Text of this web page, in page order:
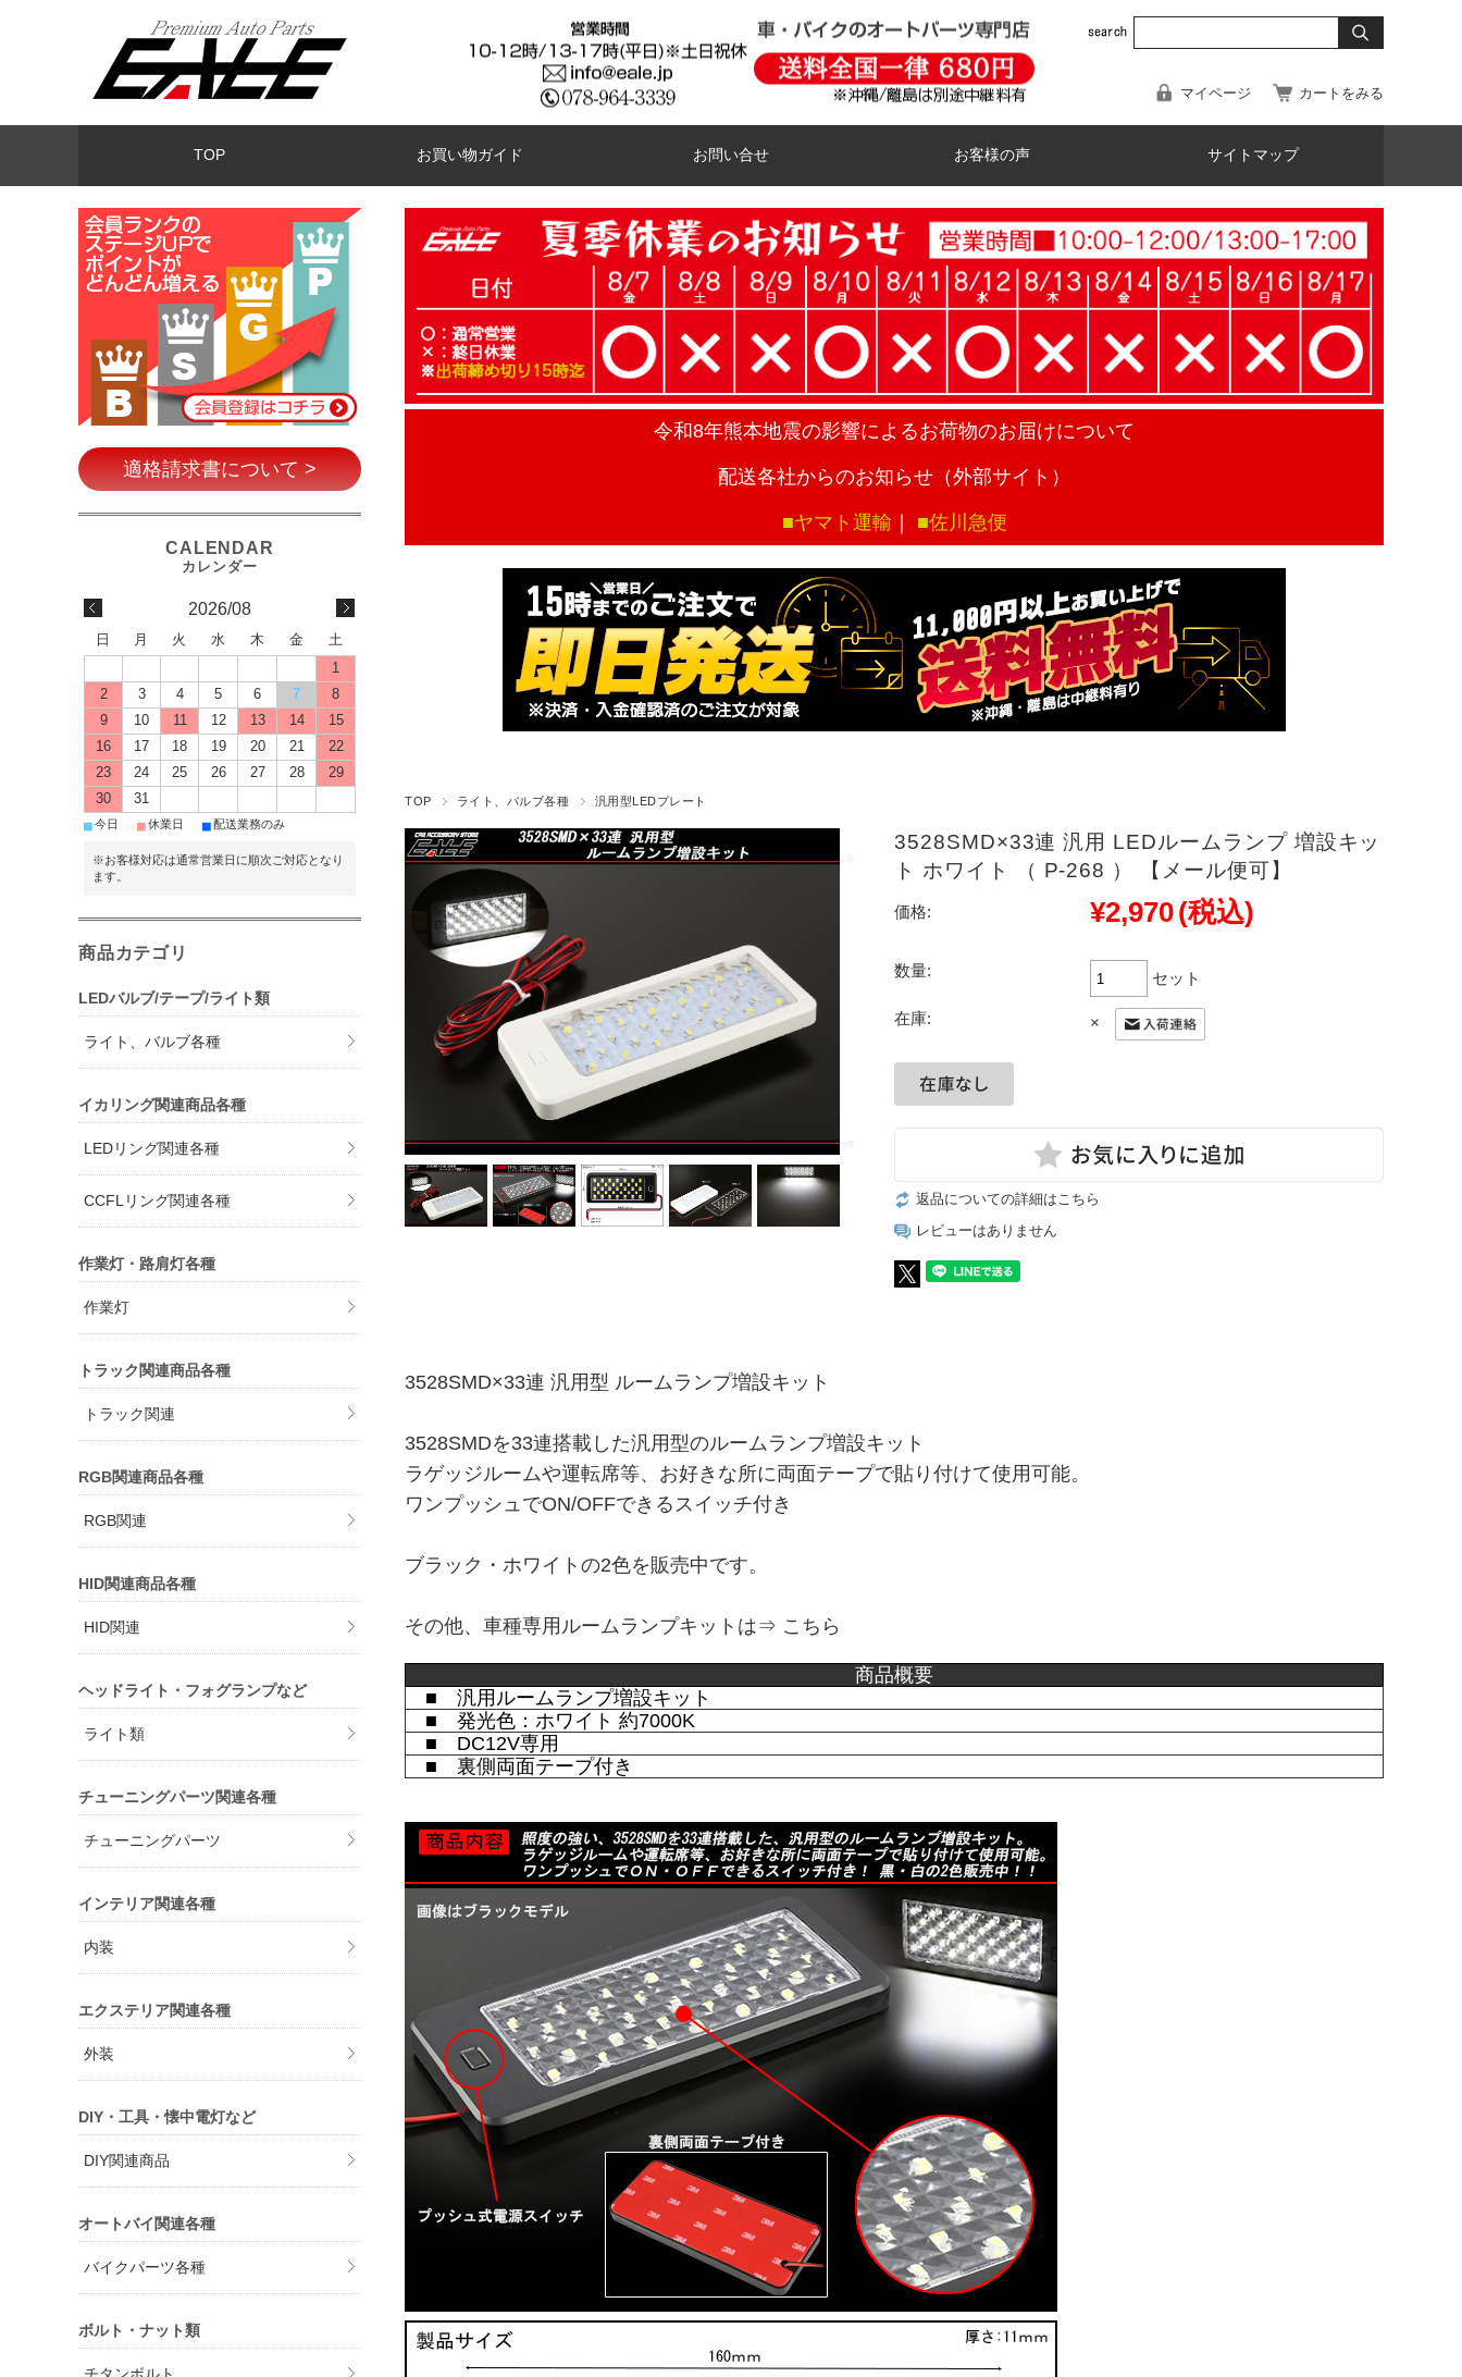
マイページ カートをみる
TOP お買い物ガイド お問い合せ お客様の声 サイトマップ
令和8年熊本地震の影響によるお荷物のお届けについて
配送各社からのお知らせ（外部サイト）
■ヤマト運輸 ■佐川急便
TOP ライト、バルブ各種 汎用型LEDプレート
3528SMD×33連 汎用 LEDルームランプ 増設キッ
ト ホワイト （ P-268 ） 【メール便可】
価格: ¥2,970(税込)
数量: セット
在庫: ×
返品についての詳細はこちら
レビューはありません
3528SMD×33連 汎用型 ルームランプ増設キット
3528SMDを33連搭載した汎用型のルームランプ増設キット
ラゲッジルームや運転席等、お好きな所に両面テープで貼り付けて使用可能。
ワンプッシュでON/OFFできるスイッチ付き
ブラック・ホワイトの2色を販売中です。
その他、車種専用ルームランプキットは⇒ こちら
商品概要
■ 汎用ルームランプ増設キット
■ 発光色：ホワイト 約7000K
■ DC12V専用
■ 裏側両面テープ付き
適格請求書について >
2026/08
日 月 火 水 木 金
土
1
2
3 4 5 6 7
8
9
10 11 12 13 14
15
16
17 18 19 20 21
22
23
24 25 26 27 28
29
30
31
■今日 ■休業日 ■配送業務のみ
※お客様対応は通常営業日に順次ご対応となり
ます。
商品カテゴリ
LEDバルブ/テープ/ライト類
ライト、バルブ各種
イカリング関連商品各種
LEDリング関連各種
CCFLリング関連各種
作業灯・路肩灯各種
作業灯
トラック関連商品各種
トラック関連
RGB関連商品各種
RGB関連
HID関連商品各種
HID関連
ヘッドライト・フォグランプなど
ライト類
チューニングパーツ関連各種
チューニングパーツ
インテリア関連各種
内装
エクステリア関連各種
外装
DIY・工具・懐中電灯など
DIY関連商品
オートバイ関連各種
バイクパーツ各種
ボルト・ナット類
チタンボルト